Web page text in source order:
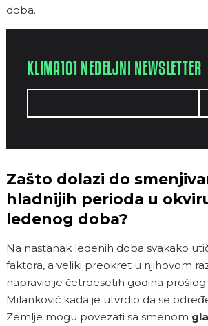
doba.
KLIMA101 NEDELJNI NEWSLETTER
Zašto dolazi do
hladnijih perioda u
ledenog doba?
Na nastanak ledenih doba svakako
faktora, a veliki preokret u njihovom
napravio je četrdesetih godina
Milanković kada je utvrdio da se
Zemlje mogu povezati sa smenom